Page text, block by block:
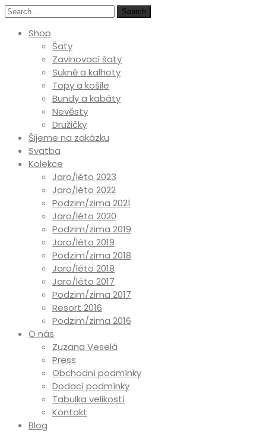
Search
Shop
Šaty
Zavinovací šaty
Sukně a kalhoty
Topy a košile
Bundy a kabáty
Nevěsty
Družičky
Šijeme na zakázku
Svatba
Kolekce
Jaro/léto 2023
Jaro/léto 2022
Podzim/zima 2021
Jaro/léto 2020
Podzim/zima 2019
Jaro/léto 2019
Podzim/zima 2018
Jaro/léto 2018
Jaro/léto 2017
Podzim/zima 2017
Resort 2016
Podzim/zima 2016
O nás
Zuzana Veselá
Press
Obchodní podmínky
Dodací podmínky
Tabulka velikostí
Kontakt
Blog